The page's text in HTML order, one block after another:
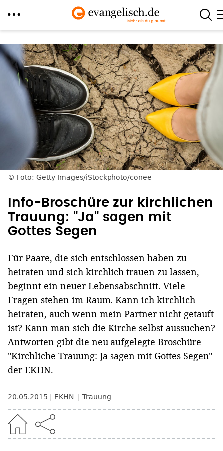
zum
Inhalt
Foto: Getty Images/iStockphoto/conee
Info-Broschüre zur kirchlichen
Trauung: "Ja" sagen mit
Gottes Segen
Für Paare, die sich entschlossen haben zu
heiraten und sich kirchlich trauen zu lassen,
beginnt ein neuer Lebensabschnitt. Viele
Fragen stehen im Raum. Kann ich kirchlich
heiraten, auch wenn mein Partner nicht getauft
ist? Kann man sich die Kirche selbst aussuchen?
Antworten gibt die neu aufgelegte Broschüre
"Kirchliche Trauung: Ja sagen mit Gottes Segen"
der EKHN.
20.05.2015 EKHN Trauung